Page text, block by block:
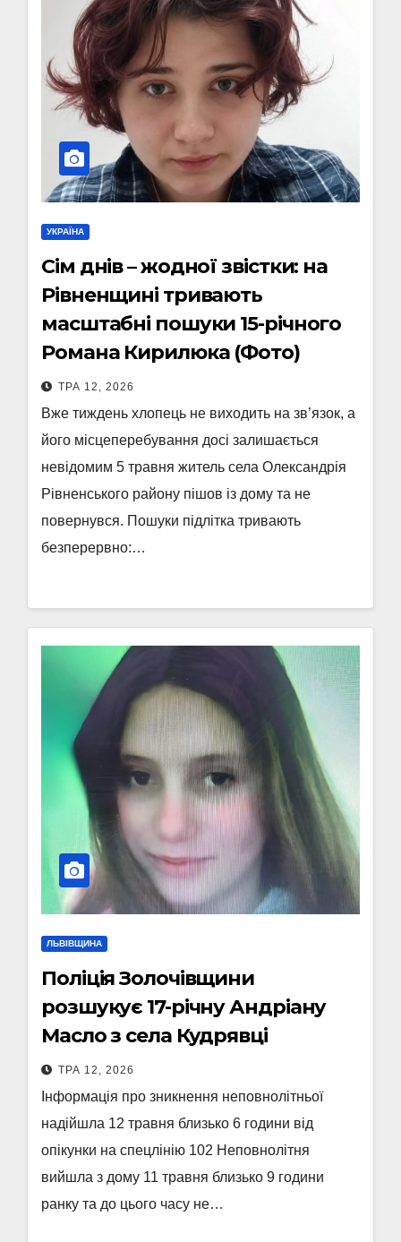
УКРАЇНА
Сім днів – жодної звістки: на
Рівненщині тривають
масштабні пошуки 15-річного
Романа Кирилюка (Фото)
ТРА 12, 2026
Вже тиждень хлопець не виходить на зв’язок, а
його місцеперебування досі залишається
невідомим 5 травня житель села Олександрія
Рівненського району пішов із дому та не
повернувся. Пошуки підлітка тривають
безперервно:…
ЛЬВІВЩИНА
Поліція Золочівщини
розшукує 17-річну Андріану
Масло з села Кудрявці
ТРА 12, 2026
Інформація про зникнення неповнолітньої
надійшла 12 травня близько 6 години від
опікунки на спецлінію 102 Неповнолітня
вийшла з дому 11 травня близько 9 години
ранку та до цього часу не…